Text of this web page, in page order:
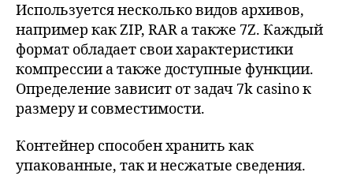
Используется несколько видов архивов,
например как ZIP, RAR а также 7Z. Каждый
формат обладает свои характеристики
компрессии а также доступные функции.
Определение зависит от задач 7k casino к
размеру и совместимости.
Контейнер способен хранить как
упакованные, так и несжатые сведения.